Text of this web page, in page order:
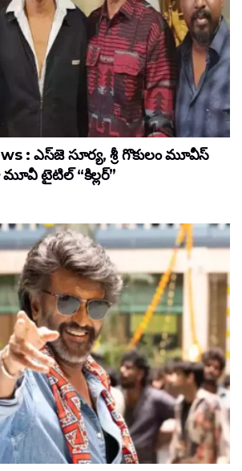
: ఎస్‌జె సూర్య, శ్రీ గొకులం మూవీస్‌
టైటిల్ “కిల్లర్”